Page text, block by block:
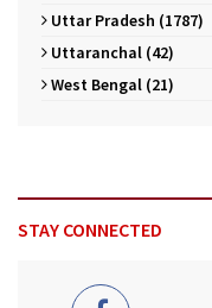
Uttar Pradesh (1787)
Uttaranchal (42)
West Bengal (21)
STAY CONNECTED